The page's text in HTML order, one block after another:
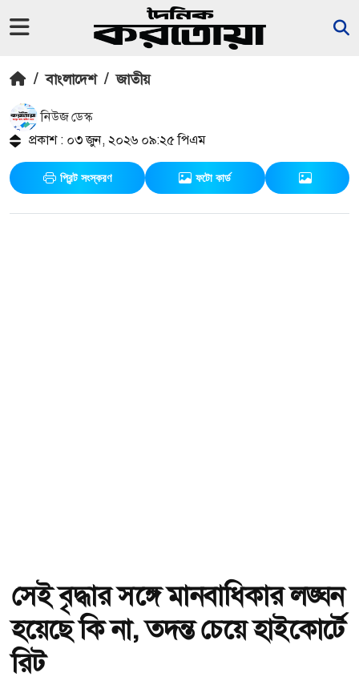
/ বাংলাদেশ / জাতীয়
নিউজ ডেস্ক
প্রকাশ : ০৩ জুন, ২০২৬ ০৯:২৫ পিএম
প্রিন্ট সংস্করণ ফটো কার্ড
সেই বৃদ্ধার সঙ্গে মানবাধিকার লঙ্ঘন
হয়েছে কি না, তদন্ত চেয়ে হাইকোর্টে
রিট